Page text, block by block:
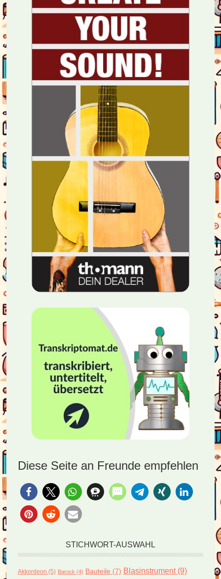
Diese Seite an Freunde empfehlen
STICHWORT-AUSWAHL
Akkordeon (5) Barock (4) Bauteile (7) Blasinstrument(9)